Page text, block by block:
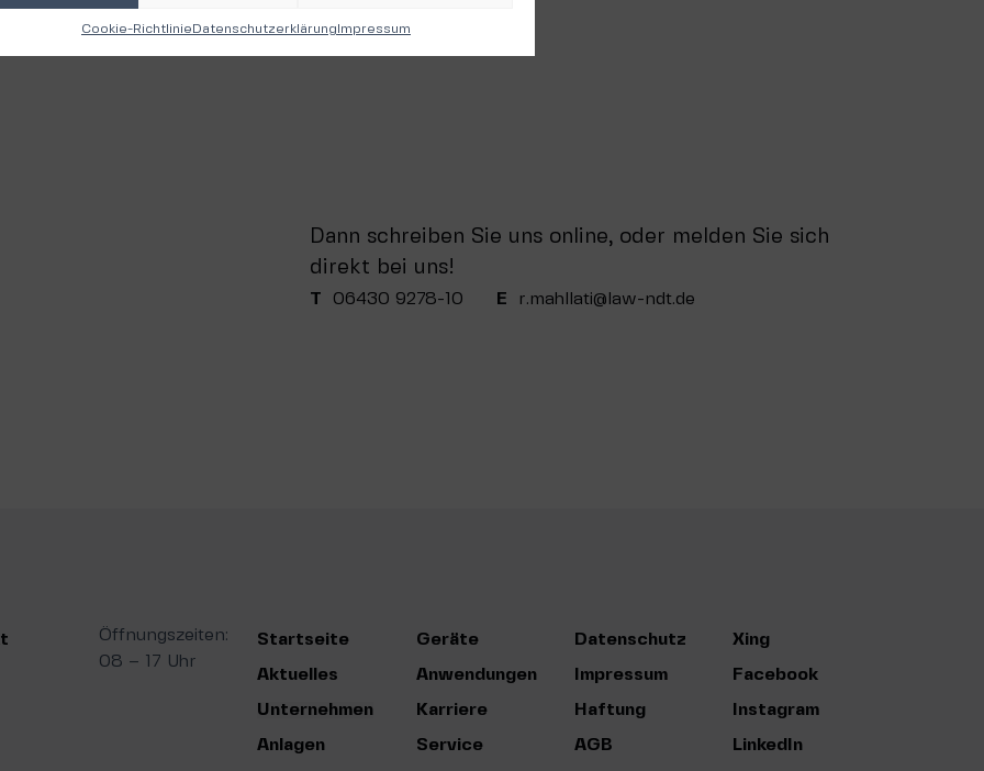
Cookie-Richtlinie Datenschutzerklärung Impressum
Dann schreiben Sie uns online, oder melden Sie sich
direkt bei uns!
T 06430 9278-10 E r.mahllati@law-ndt.de
Öffnungszeiten:
08 – 17 Uhr
Startseite
Aktuelles
Unternehmen
Anlagen
Geräte
Anwendungen
Karriere
Service
Datenschutz
Impressum
Haftung
AGB
Xing
Facebook
Instagram
LinkedIn